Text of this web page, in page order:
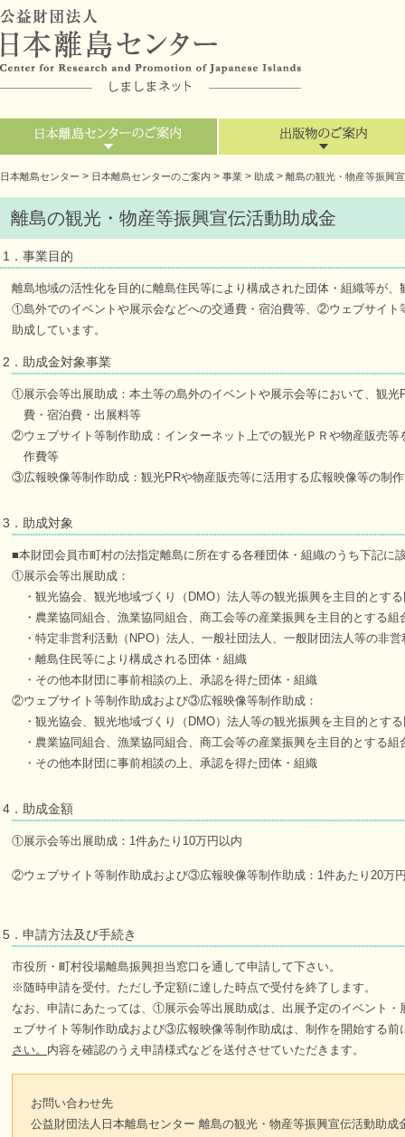
日本離島センター > 日本離島センターのご案内 > 事業 > 助成 > 離島の観光・物産等振興
離島の観光・物産等振興宣伝活動助成金
1．事業目的
離島地域の活性化を目的に離島住民等により構成された団体・組織等が
①島外でのイベントや展示会などへの交通費・宿泊費等、②ウェブサイ
助成しています。
2．助成金対象事業
①展示会等出展助成：本土等の島外のイベントや展示会等において、観光
費・宿泊費・出展料等
②ウェブサイト等制作助成：インターネット上での観光ＰＲや物産販売
作費等
③広報映像等制作助成：観光PRや物産販売等に活用する広報映像等の制
3．助成対象
■本財団会員市町村の法指定離島に所在する各種団体・組織のうち下記に
①展示会等出展助成：
・観光協会、観光地域づくり（DMO）法人等の観光振興を主目的とす
・農業協同組合、漁業協同組合、商工会等の産業振興を主目的とする組
・特定非営利活動（NPO）法人、一般社団法人、一般財団法人等の非営
・離島住民等により構成される団体・組織
・その他本財団に事前相談の上、承認を得た団体・組織
②ウェブサイト等制作助成および③広報映像等制作助成：
・観光協会、観光地域づくり（DMO）法人等の観光振興を主目的とす
・農業協同組合、漁業協同組合、商工会等の産業振興を主目的とする組
・その他本財団に事前相談の上、承認を得た団体・組織
4．助成金額
①展示会等出展助成：1件あたり10万円以内
②ウェブサイト等制作助成および③広報映像等制作助成：1件あたり20万
5．申請方法及び手続き
市役所・町村役場離島振興担当窓口を通して申請して下さい。
※随時申請を受付。ただし予定額に達した時点で受付を終了します。
なお、申請にあたっては、①展示会等出展助成は、出展予定のイベント
ェブサイト等制作助成および③広報映像等制作助成は、制作を開始する前
さい。 内容を確認のうえ申請様式などを送付させていただきます。
お問い合わせ先
公益財団法人日本離島センター 離島の観光・物産等振興宣伝活動助成